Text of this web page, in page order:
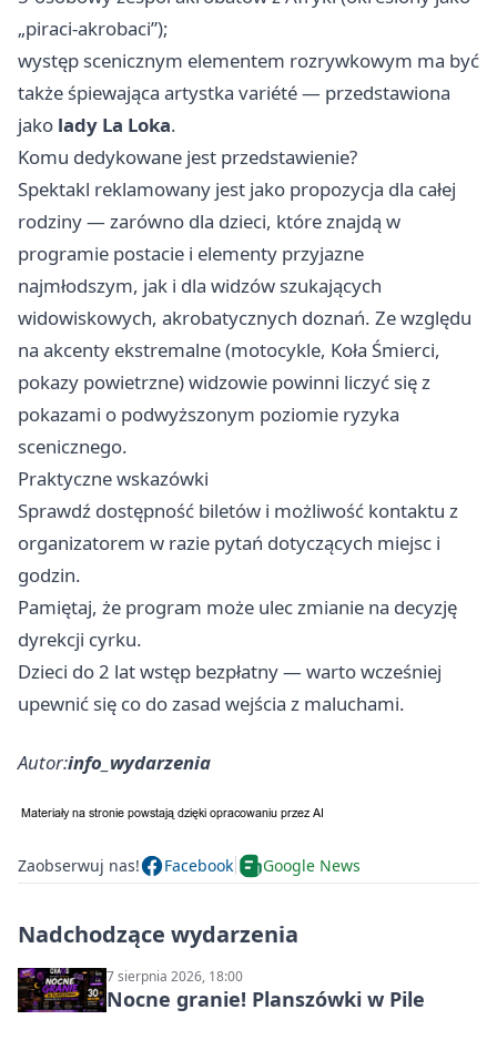
„piraci-akrobaci”);
występ scenicznym elementem rozrywkowym ma być
także śpiewająca artystka variété — przedstawiona
jako lady La Loka.
Komu dedykowane jest przedstawienie?
Spektakl reklamowany jest jako propozycja dla całej
rodziny — zarówno dla dzieci, które znajdą w
programie postacie i elementy przyjazne
najmłodszym, jak i dla widzów szukających
widowiskowych, akrobatycznych doznań. Ze względu
na akcenty ekstremalne (motocykle, Koła Śmierci,
pokazy powietrzne) widzowie powinni liczyć się z
pokazami o podwyższonym poziomie ryzyka
scenicznego.
Praktyczne wskazówki
Sprawdź dostępność biletów i możliwość kontaktu z
organizatorem w razie pytań dotyczących miejsc i
godzin.
Pamiętaj, że program może ulec zmianie na decyzję
dyrekcji cyrku.
Dzieci do 2 lat wstęp bezpłatny — warto wcześniej
upewnić się co do zasad wejścia z maluchami.
Autor:info_wydarzenia
Zaobserwuj nas! Facebook Google News
Nadchodzące wydarzenia
7 sierpnia 2026, 18:00
Nocne granie! Planszówki w Pile